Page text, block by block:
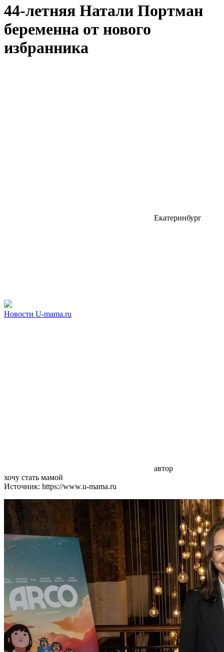
44-летняя Натали Портман
беременна от нового
избранника
Екатеринбург
Новости U-mama.ru
автор
хочу стать мамой
Источник: https://www.u-mama.ru